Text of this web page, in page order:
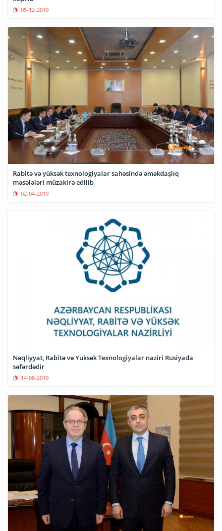
05-12-2019
Rabitə və yüksək texnologiyalar sahəsində əməkdaşlıq
məsələləri müzakirə edilib
02-04-2019
Nəqliyyat, Rabitə və Yüksək Texnologiyalar naziri Rusiyada
səfərdədir
14-08-2019